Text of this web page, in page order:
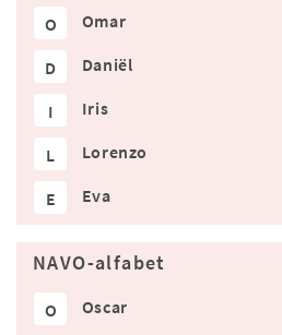
O Omar
D Daniël
I Iris
L Lorenzo
E Eva
NAVO-alfabet
O Oscar